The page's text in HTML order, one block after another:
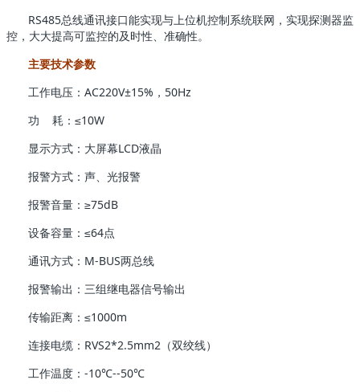
RS485总线通讯接口能实现与上位机控制系统联网，实现探测器监
控，大大提高可监控的及时性、准确性。
主要技术参数
工作电压：AC220V±15%，50Hz
功 耗：≤10W
显示方式：大屏幕LCD液晶
报警方式：声、光报警
报警音量：≥75dB
设备容量：≤64点
通讯方式：M-BUS两总线
报警输出：三组继电器信号输出
传输距离：≤1000m
连接电缆：RVS2*2.5mm2（双绞线）
工作温度：-10℃--50℃